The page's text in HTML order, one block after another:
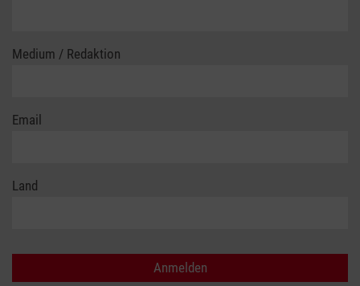
Medium / Redaktion
Email
Land